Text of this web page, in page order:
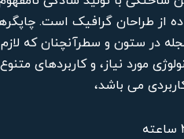
از طراحان گرافیک است.
مجله در ستون و سطرآنچنان که
مورد نیاز، و کاربردهای
می باشد،